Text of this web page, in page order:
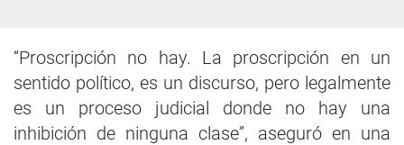
“Proscripción no hay. La proscripción en un
sentido político, es un discurso, pero legalmente
es un proceso judicial donde no hay una
inhibición de ninguna clase”, aseguró en una